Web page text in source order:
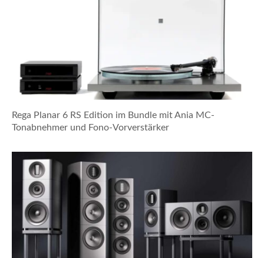
Rega Planar 6 RS Edition im Bundle mit Ania MC-
Tonabnehmer und Fono-Vorverstärker